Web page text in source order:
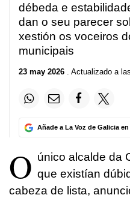
débeda e
dan o seu parecer
xestión os voceiros
municipais
23 may 2026 . Actualizado a
Añade a La Voz de Galicia
O único alcalde da
que existían
cabeza de lista,